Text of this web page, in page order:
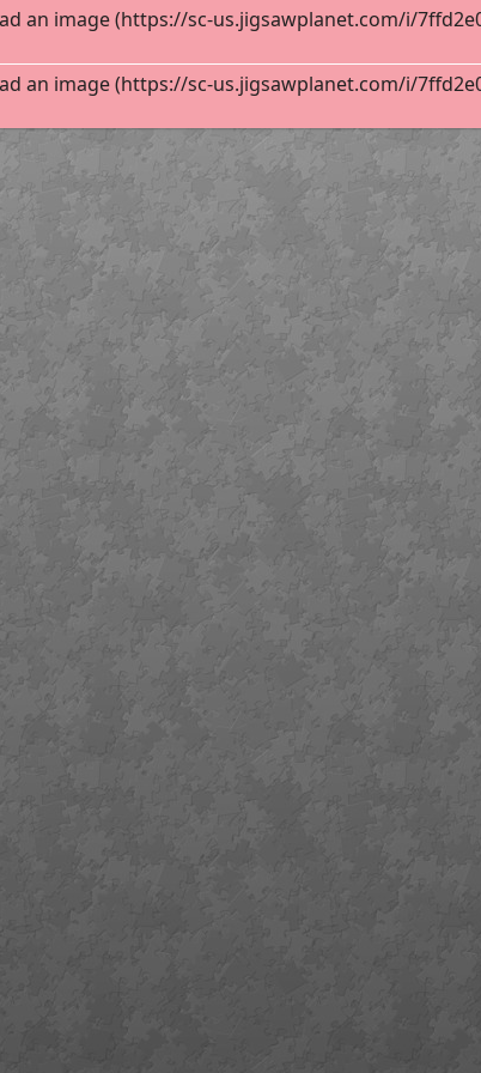
42
an image (https://sc-us.jigsawplanet.com/i/
an image (https://sc-us.jigsawplanet.com/i/